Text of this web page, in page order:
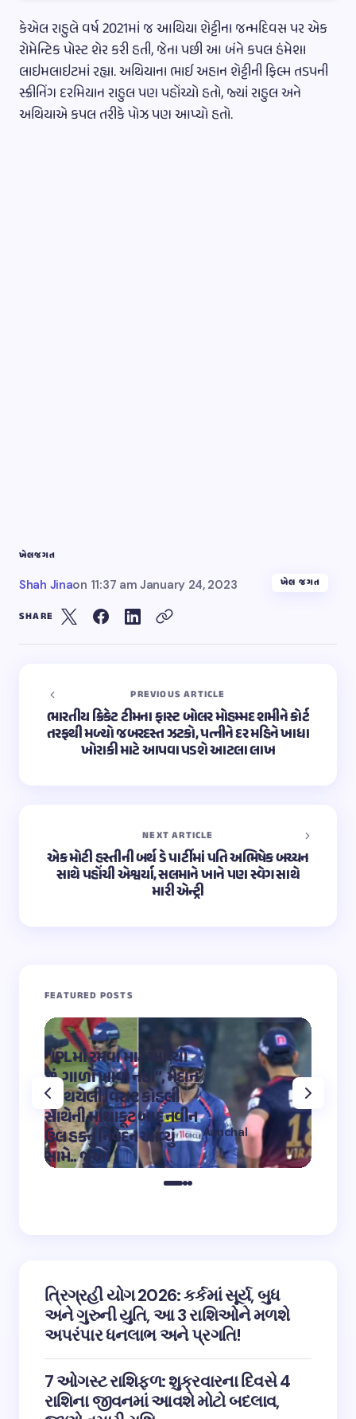
કેએલ રાહુલે વર્ષ 2021માં જ આથિયા શેટ્ટીના જન્મદિવસ પર એક
રોમેન્ટિક પોસ્ટ શેર કરી હતી, જેના પછી આ બંને કપલ હંમેશા
લાઇમલાઇટમાં રહ્યા. અથિયાના ભાઈ અહાન શેટ્ટીની ફિલ્મ તડપની
સ્ક્રીનિંગ દરમિયાન રાહુલ પણ પહોંચ્યો હતો, જ્યાં રાહુલ અને
અથિયાએ કપલ તરીકે પોઝ પણ આપ્યો હતો.
ખેલજગત
Shah Jinaon 11:37 am January 24, 2023 ખેલ જગત
SHARE
PREVIOUS ARTICLE
ભારતીય ક્રિકેટ ટીમના ફાસ્ટ બોલર મોહમ્મદ શમીને કોર્ટ
તરફથી મળ્યો જબરદસ્ત ઝટકો, પત્નીને દર મહિને ખાધા
ખોરાકી માટે આપવા પડશે આટલા લાખ
NEXT ARTICLE
એક મોટી હસ્તીની બર્થ ડે પાર્ટીમાં પતિ અભિષેક બચ્ચન
સાથે પહોંચી એશ્વર્યા, સલમાને ખાને પણ સ્વેગ સાથે
મારી એન્ટ્રી
FEATURED POSTS
“IPLમાં રમવા માટે આવ્યો
છું, ગાળો ખાવા નહીં”, મેદાન
પર થયેલી વિરાટ કોહલી
સાથેની માથાકૂટ બાદ નવીન
ઉલ હકનું નિવેદન આવ્યું
સામે.. જુઓ
Aanchal
on 12:32 pm May 4,
2023
ત્રિગ્રહી યોગ 2026: કર્કમાં સૂર્ય, બુધ
અને ગુરુની યુતિ, આ 3 રાશિઓને મળશે
અપરંપાર ધનલાભ અને પ્રગતિ!
7 ઓગસ્ટ રાશિફળ: શુક્રવારના દિવસે 4
રાશિના જીવનમાં આવશે મોટો બદલાવ,